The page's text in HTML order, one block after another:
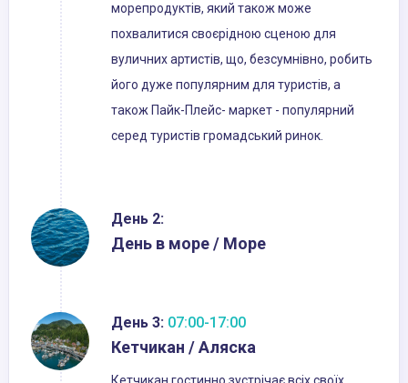
морепродуктів, який також може
похвалитися своєрідною сценою для
вуличних артистів, що, безсумнівно, робить
його дуже популярним для туристів, а
також Пайк-Плейс- маркет - популярний
серед туристів громадський ринок.
День 2:
День в море / Море
День 3: 07:00-17:00
Кетчикан / Аляска